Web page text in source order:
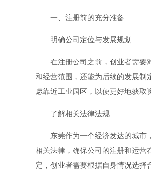
一、注册前的充分准备
明确公司定位与发展规划
在注册公司之前，创业者需要
和经营范围，还能为后续的发展制
虑靠近工业园区，以便更好地获取
了解相关法律法规
东莞作为一个经济发达的城市
相关法律，确保公司的注册和运营
定，创业者需要根据自身情况选择